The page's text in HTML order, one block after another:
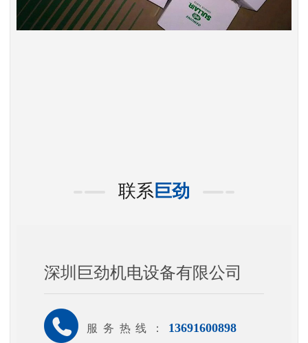
联系巨劲
深圳巨劲机电设备有限公司
服务热线： 13691600898